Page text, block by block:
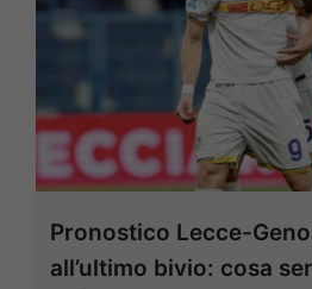
Pronostico Lecce-
all’ultimo bivio: cosa